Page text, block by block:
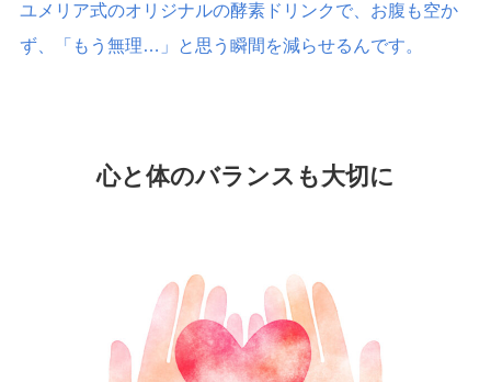
ユメリア式のオリジナルの酵素ドリンクで、お腹も空か
ず、「もう無理…」と思う瞬間を減らせるんです。
心と体のバランスも大切に